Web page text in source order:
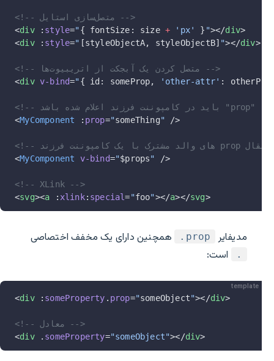
<!-- متصل‌سازی استایل -->
<div : style="{ fontSize: size + 'px' } "></div>
<div : style=" [styleObjectA, styleObjectB] "></div>
<!-- متصل کردن یک آبجکت از اتریبیوت‌ها -->
<div v-bind="{ id: someProp, 'other-attr' :
<MyComponent : prop="someThing" />
<MyComponent v-bind="$props" />
<!-- XLink -->
<svg><a : xlink: special="foo"></a></svg>
مدیفایر ‎.prop همچنین دارای یک مخفف اختصاصی
. است:
template
<div : someProperty . prop="someObject"></div>
<!-- معادل -->
<div . someProperty="someObject"></div>